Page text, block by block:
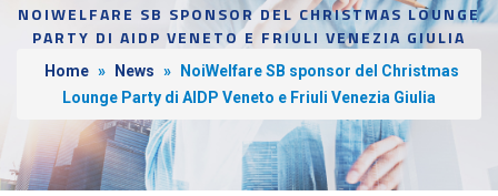
NOIWELFARE SB SPONSOR DEL CHRISTMAS LOUNGE
PARTY DI AIDP VENETO E FRIULI VENEZIA GIULIA
Home » News »
NoiWelfare SB sponsor del Christmas
Lounge Party di AIDP Veneto e Friuli Venezia Giulia